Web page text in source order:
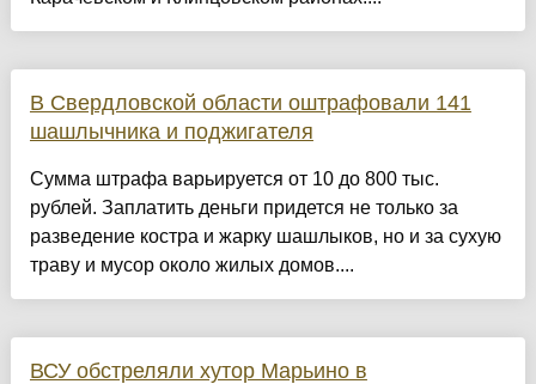
В Свердловской области оштрафовали 141
шашлычника и поджигателя
Сумма штрафа варьируется от 10 до 800 тыс.
рублей. Заплатить деньги придется не только за
разведение костра и жарку шашлыков, но и за сухую
траву и мусор около жилых домов....
ВСУ обстреляли хутор Марьино в